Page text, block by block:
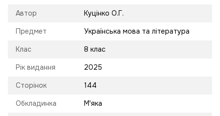
Автор Куцінко О.Г.
Предмет Українська мова та література
Клас 8 клас
Рік видання 2025
Сторінок 144
Обкладинка М'яка